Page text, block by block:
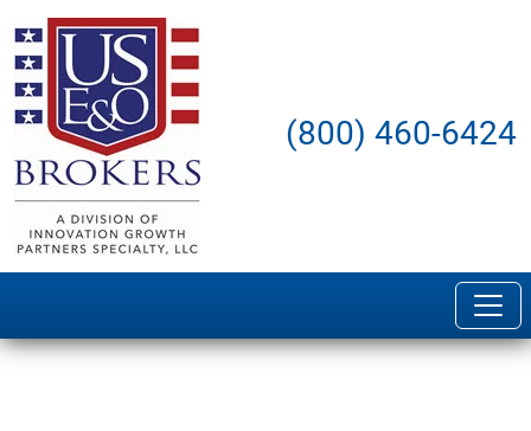
(800) 460-6424